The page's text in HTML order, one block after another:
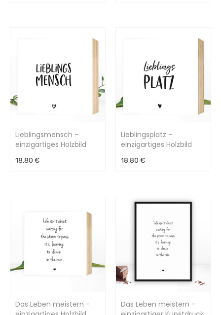
Lieblingsmensch -
einzigartiges Holzbild
18,80 €
Lieblingsplatz -
einzigartiges Holzbild
18,80 €
Das Leben meistern -
Das Leben meistern -